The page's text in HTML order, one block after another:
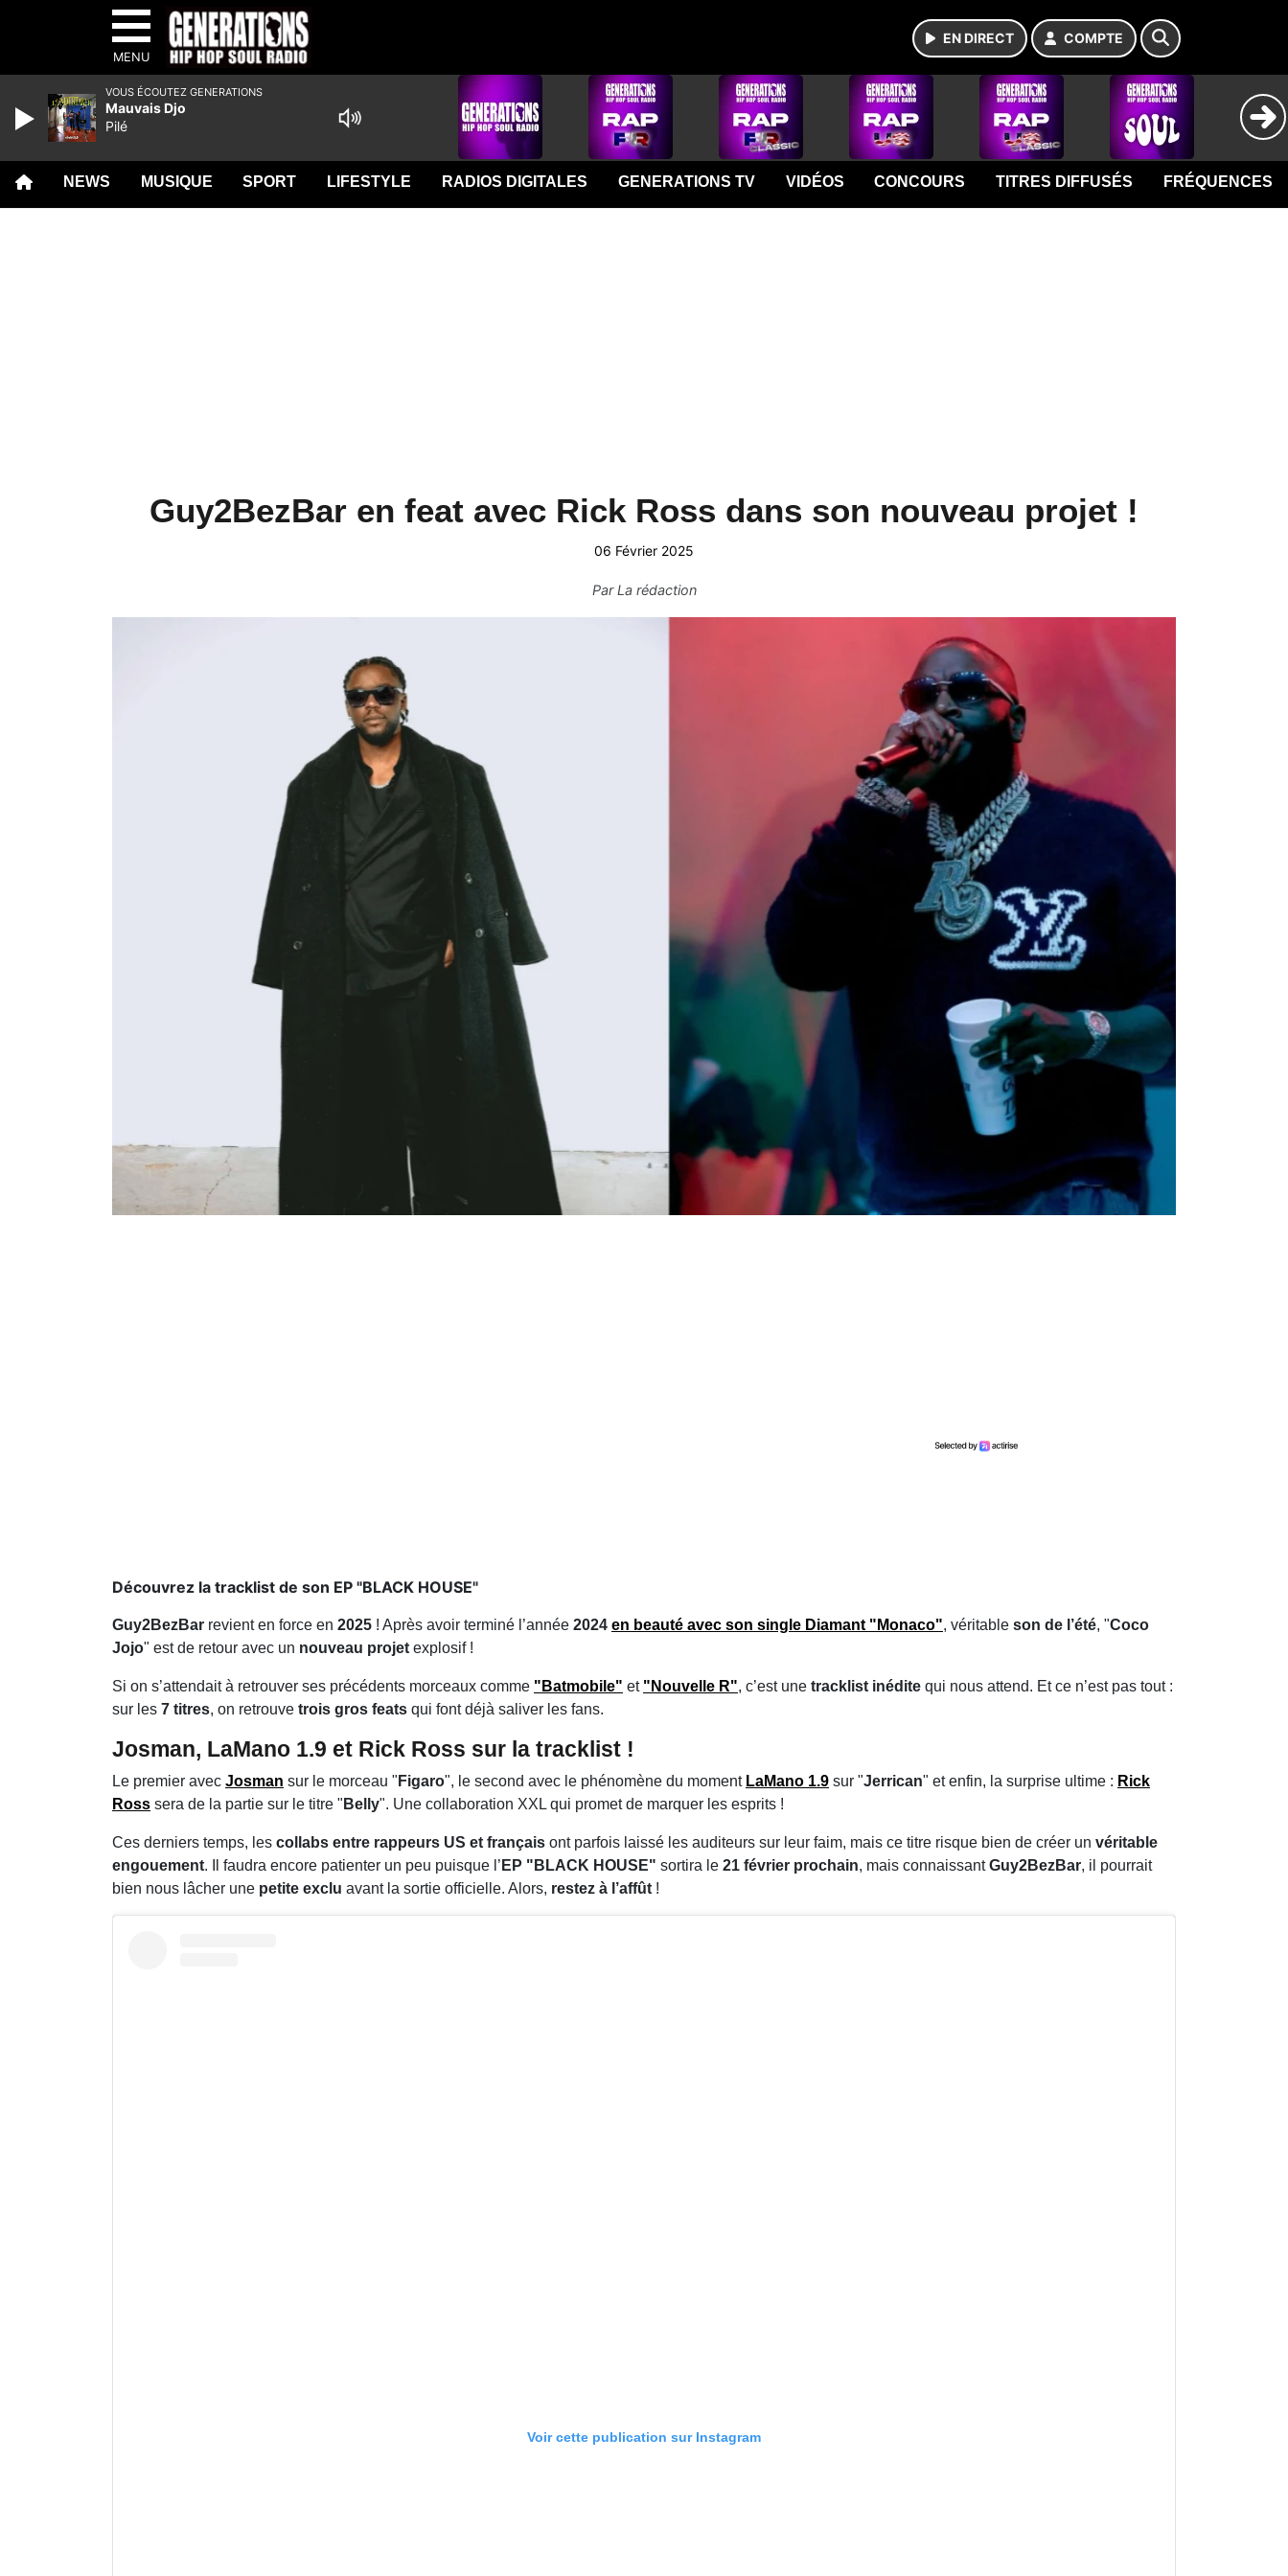
MENU
EN DIRECT COMPTE
NEWS MUSIQUE SPORT LIFESTYLE RADIOS DIGITALES GENERATIONS TV VIDÉOS CONCOURS TITRES DIFFUSÉS FRÉQUENCES
Guy2BezBar en feat avec Rick Ross dans son nouveau projet !
06 Février 2025
ParLa rédaction
Découvrez la tracklist de son EP "BLACK HOUSE"
Guy2BezBar revient en force en 2025 ! Après avoir terminé l’année 2024 en beauté avec son single Diamant " Monaco", véritable son de l’été, "Coco
Jojo" est de retour avec un nouveau projet explosif !
Si on s’attendait à retrouver ses précédents morceaux comme " Batmobile" et " Nouvelle R", c’est une tracklist inédite qui nous attend. Et ce n’est pas tout :
sur les 7 titres, on retrouve trois gros feats qui font déjà saliver les fans.
Josman, LaMano 1.9 et Rick Ross sur la tracklist !
Le premier avec Josman sur le morceau " Figaro", le second avec le phénomène du moment LaMano 1.9 sur "Jerrican" et enfin, la surprise ultime : Rick
Ross sera de la partie sur le titre " Belly". Une collaboration XXL qui promet de marquer les esprits !
Ces derniers temps, les collabs entre rappeurs US et français ont parfois laissé les auditeurs sur leur faim, mais ce titre risque bien de créer un véritable
engouement. Il faudra encore patienter un peu puisque l’ EP "BLACK HOUSE" sortira le 21 février prochain, mais connaissantGuy2BezBar, il pourrait
bien nous lâcher une petite exclu avant la sortie officielle. Alors, restez à l’affût !
Voir cette publication sur Instagram
VOUS ÉCOUTEZ GENERATIONS
Mauvais Djo
Pilé